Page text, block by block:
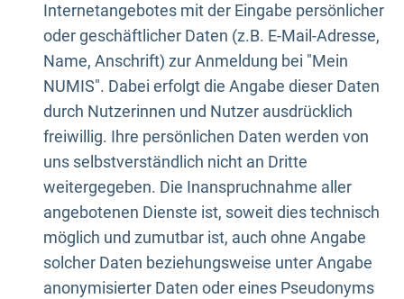
Internetangebotes mit der Eingabe persönlicher
oder geschäftlicher Daten (z.B. E-Mail-Adresse,
Name, Anschrift) zur Anmeldung bei "Mein
NUMIS". Dabei erfolgt die Angabe dieser Daten
durch Nutzerinnen und Nutzer ausdrücklich
freiwillig. Ihre persönlichen Daten werden von
uns selbstverständlich nicht an Dritte
weitergegeben. Die Inanspruchnahme aller
angebotenen Dienste ist, soweit dies technisch
möglich und zumutbar ist, auch ohne Angabe
solcher Daten beziehungsweise unter Angabe
anonymisierter Daten oder eines Pseudonyms